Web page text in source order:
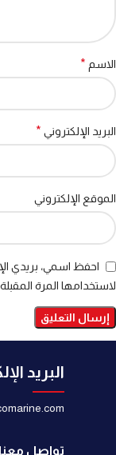
الاسم *
البريد الإلكتروني *
الموقع الإلكتروني
احفظ اسمي، بريدي
لاستخدامها المرة
البريد
تواصل